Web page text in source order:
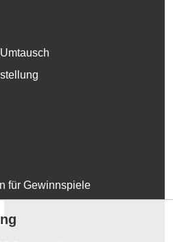
für Gewinnspiele